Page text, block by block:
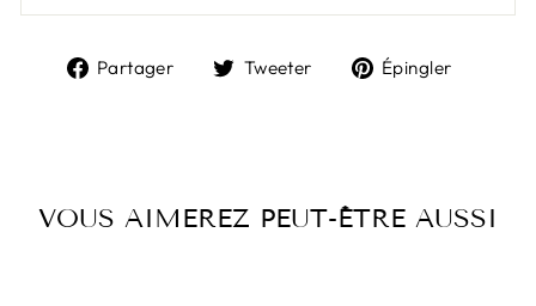
Partager
PartagerTweeter
TweeterÉpingler
VOUS AIMEREZ PEUT-ÊTRE AUSSI